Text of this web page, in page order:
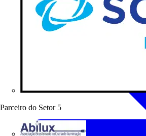
Parceiro do Setor 5
Soluções